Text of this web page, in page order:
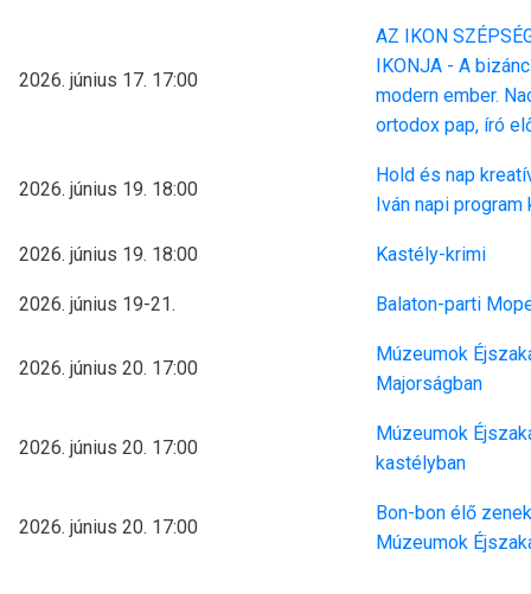
2026. június 17. 17:00
AZ IKON
IKONJA - A
modern ember.
ortodox pap, író
2026. június 19. 18:00
Hold és nap
Iván napi program
2026. június 19. 18:00 Kastély-krimi
2026. június 19-21. Balaton-parti
2026. június 20. 17:00
Múzeumok
Majorságban
2026. június 20. 17:00
Múzeumok
kastélyban
2026. június 20. 17:00
Bon-bon élő
Múzeumok